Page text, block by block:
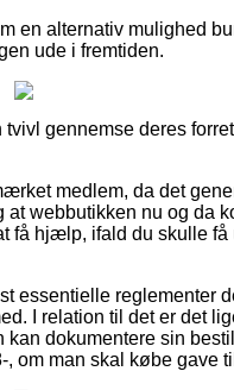
en alternativ mulighed
ude i fremtiden.
gennemse deres
medlem, da det
webbutikken nu og da
få hjælp, ifald du skulle få
essentielle reglementer
I relation til det er det
dokumentere sin
om man skal købe gave